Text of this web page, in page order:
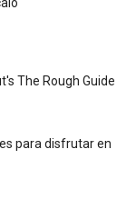
The Rough Guide
para disfrutar en